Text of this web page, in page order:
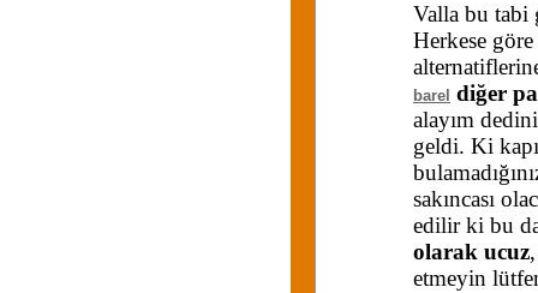
Valla bu tabi
Herkese
barel diğer
alayım
geldi. Ki
sakıncası
edilir ki bu
olarak ucuz
etmeyin